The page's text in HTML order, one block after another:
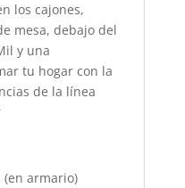
los cajones,
mesa, debajo del
y una
tu hogar con la
de la línea
(en armario)